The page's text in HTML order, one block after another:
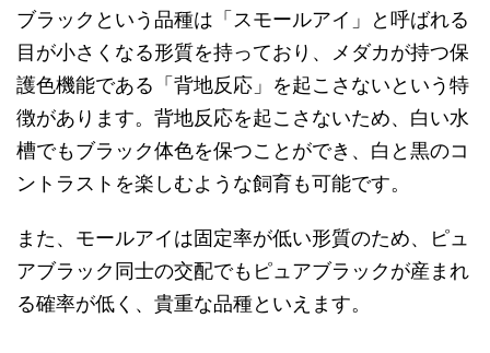
ブラックという品種は「スモールアイ」と呼ばれる
目が小さくなる形質を持っており、メダカが持つ保
護色機能である「背地反応」を起こさないという特
徴があります。背地反応を起こさないため、白い水
槽でもブラック体色を保つことができ、白と黒のコ
ントラストを楽しむような飼育も可能です。
また、モールアイは固定率が低い形質のため、ピュ
アブラック同士の交配でもピュアブラックが産まれ
る確率が低く、貴重な品種といえます。